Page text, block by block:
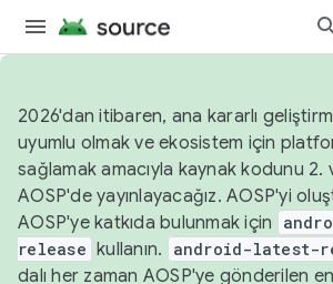
2026'dan itibaren, ana kararlı
uyumlu olmak ve ekosistem için
sağlamak amacıyla kaynak kodunu
AOSP'de yayınlayacağız. AOSP'yi
AOSP'ye katkıda bulunmak için
release kullanın. android-latest-
dalı her zaman AOSP'ye gönderilen